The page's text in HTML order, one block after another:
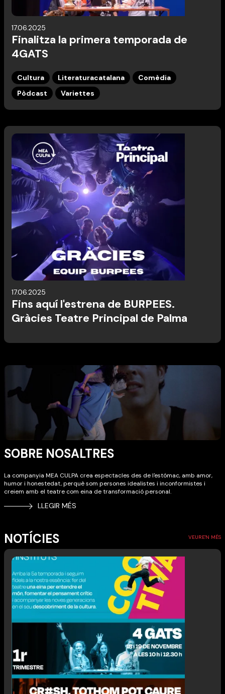
17.06.2025
Finalitza la primera temporada de
4GATS
Cultura Literaturacatalana
Comèdia
Pòdcast
Variettes
17.06.2025
Fins aquí l'estrena de BURPEES.
Gràcies Teatre Principal de Palma
SOBRE NOSALTRES
La companyia MEA CULPA crea espectacles des de l'estómac, amb amor,
humor i honestedat, perquè som persones idealistes i inconformistes i
creiem amb el teatre com eina de transformació personal.
LLEGIR MÉS
NOTÍCIES VEURE'N MÉS